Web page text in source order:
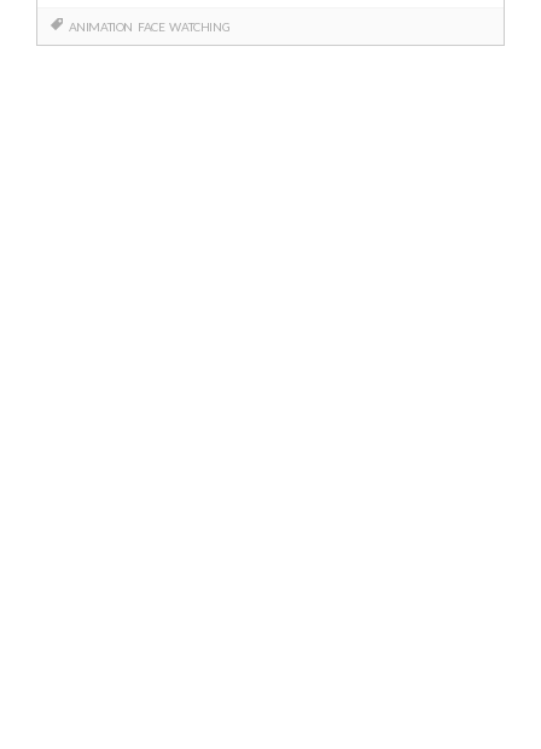
ANIMATION FACE WATCHING